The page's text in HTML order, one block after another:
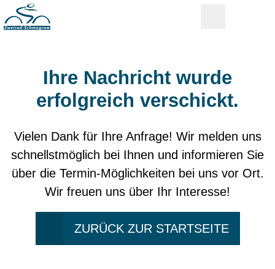
Ihre Nachricht wurde
erfolgreich verschickt.
Vielen Dank für Ihre Anfrage! Wir melden uns
schnellstmöglich bei Ihnen und informieren Sie
über die Termin-Möglichkeiten bei uns vor Ort.
Wir freuen uns über Ihr Interesse!
ZURÜCK ZUR STARTSEITE